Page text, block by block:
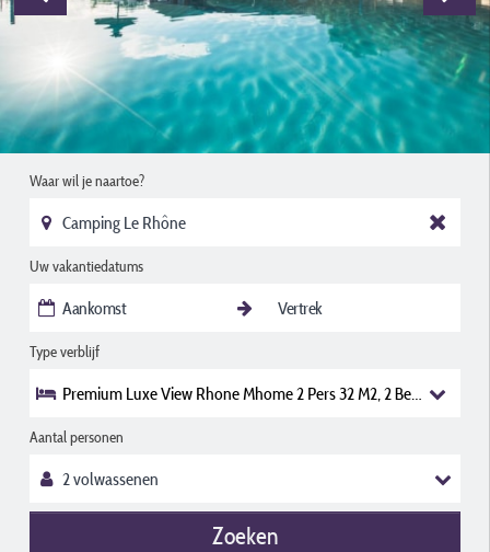
Waar wil je naartoe?
Uw vakantiedatums
Type verblijf
Premium Luxe View Rhone Mhome 2 Pers 32 M2, 2 Bedrooms,
Aantal personen
Zoeken